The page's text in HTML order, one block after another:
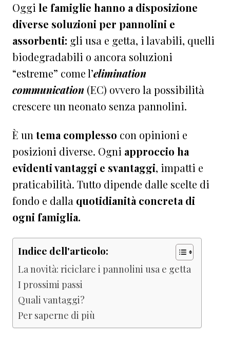
Oggi le famiglie hanno a disposizione
diverse soluzioni per pannolini e
assorbenti: gli usa e getta, i lavabili, quelli
biodegradabili o ancora soluzioni
“estreme” come l’elimination
communication (EC) ovvero la possibilità
crescere un neonato senza pannolini.
È un tema complesso con opinioni e
posizioni diverse. Ogni approccio ha
evidenti vantaggi e svantaggi, impatti e
praticabilità. Tutto dipende dalle scelte di
fondo e dalla quotidianità concreta di
ogni famiglia.
Indice dell'articolo:
La novità: riciclare i pannolini usa e getta
I prossimi passi
Quali vantaggi?
Per saperne di più